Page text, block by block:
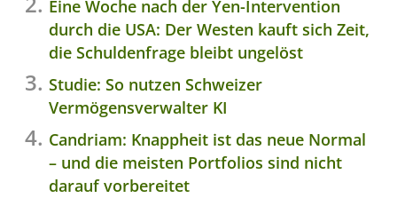
Eine Woche nach der Yen-Intervention
durch die USA: Der Westen kauft sich Zeit,
die Schuldenfrage bleibt ungelöst
Studie: So nutzen Schweizer
Vermögensverwalter KI
Candriam: Knappheit ist das neue Normal
– und die meisten Portfolios sind nicht
darauf vorbereitet